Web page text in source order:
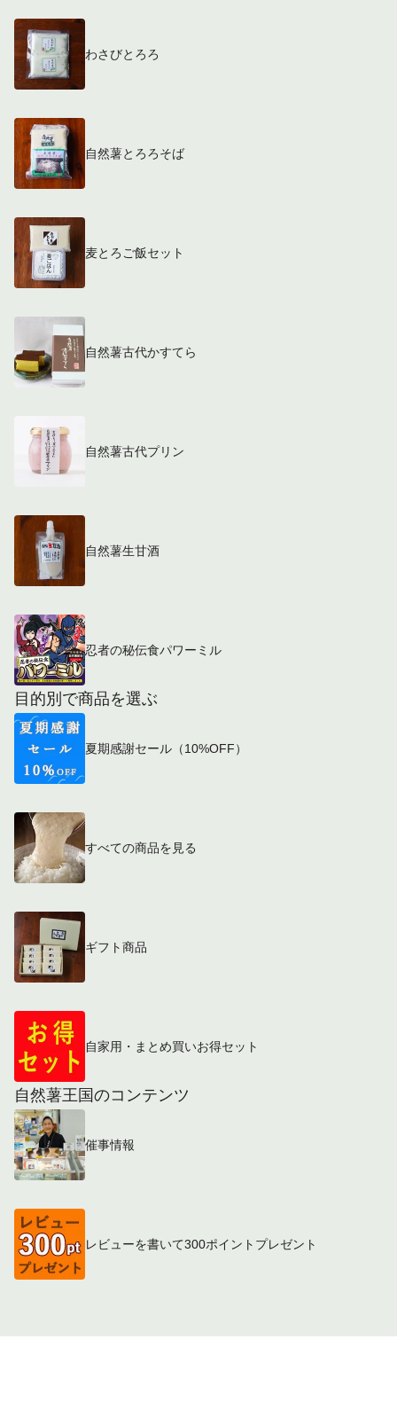
わさびとろろ
自然薯とろろそば
麦とろご飯セット
自然薯古代かすてら
自然薯古代プリン
自然薯生甘酒
忍者の秘伝食パワーミル
目的別で商品を選ぶ
夏期感謝セール（10%OFF）
すべての商品を見る
ギフト商品
自家用・まとめ買いお得セット
自然薯王国のコンテンツ
催事情報
レビューを書いて300ポイントプレゼント